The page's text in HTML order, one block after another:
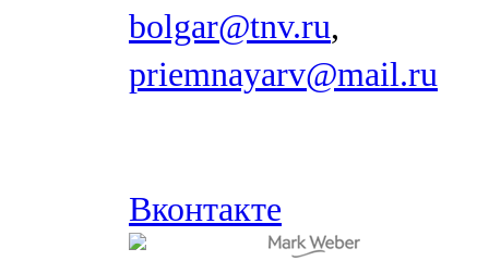
bolgar@tnv.ru,
priemnayarv@mail.ru
Вконтакте